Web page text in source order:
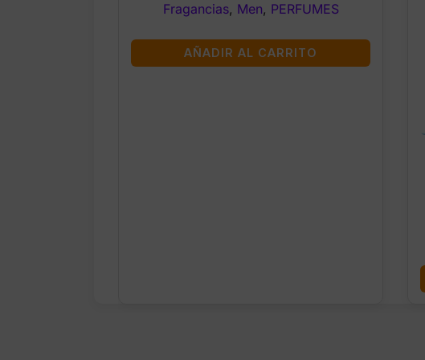
Fragancias, Men, PERFUMES
AÑADIR AL CARRITO